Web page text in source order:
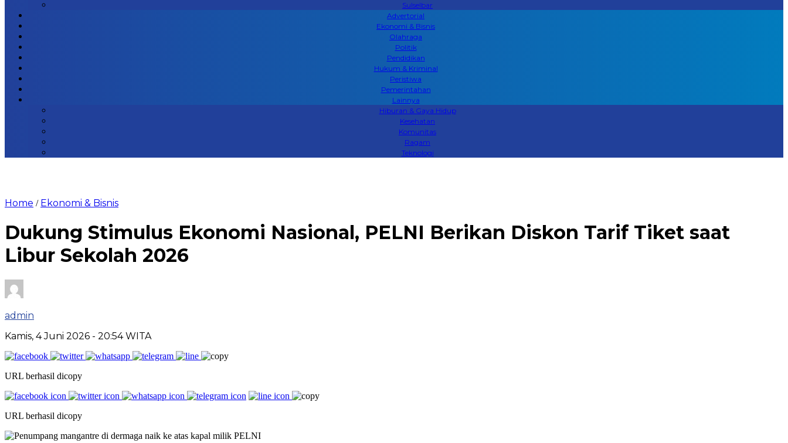
Sulselbar
Advertorial
Ekonomi & Bisnis
Olahraga
Politik
Pendidikan
Hukum & Kriminal
Peristiwa
Pemerintahan
Lainnya
Hiburan & Gaya Hidup
Kesehatan
Komunitas
Ragam
Teknologi
Home / Ekonomi & Bisnis
Dukung Stimulus Ekonomi Nasional, PELNI Berikan Diskon Tarif Tiket saat
Libur Sekolah 2026
admin
Kamis, 4 Juni 2026 - 20:54 WITA
URL berhasil dicopy
URL berhasil dicopy